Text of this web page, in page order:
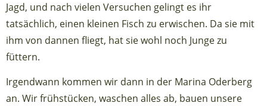
Jagd, und nach vielen Versuchen gelingt es ihr
tatsächlich, einen kleinen Fisch zu erwischen. Da sie mit
ihm von dannen fliegt, hat sie wohl noch Junge zu
füttern.
Irgendwann kommen wir dann in der Marina Oderberg
an. Wir frühstücken, waschen alles ab, bauen unsere